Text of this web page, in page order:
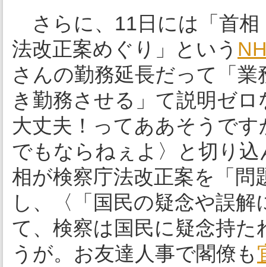
さらに、11日には「首相
法改正案めぐり」という
さんの勤務延長だって「
き勤務させる」て説明ゼ
大丈夫！ってああそうで
でもならねぇよ〉と切り
相が検察庁法改正案を「
し、〈「国民の疑念や誤
て、検察は国民に疑念持
うが。お友達人事で閣僚も